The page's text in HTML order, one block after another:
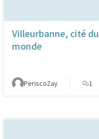
Villeurbanne, cité du
monde
PeriscoZay 1